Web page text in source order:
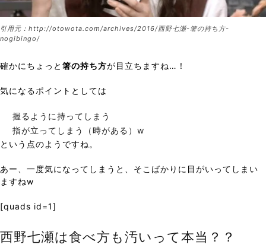
引用元：http://otowota.com/archives/2016/西野七瀬-箸の持ち方-
nogibingo/
確かにちょっと 箸の持ち方が目立ちますね…！
気になるポイントとしては
握るように持ってしまう
指が立ってしまう（時がある）w
という点のようですね。
あー、一度気になってしまうと、そこばかりに目がいってしまい
ますねw
[quads id=1]
西野七瀬は食べ方も汚いって本当？？